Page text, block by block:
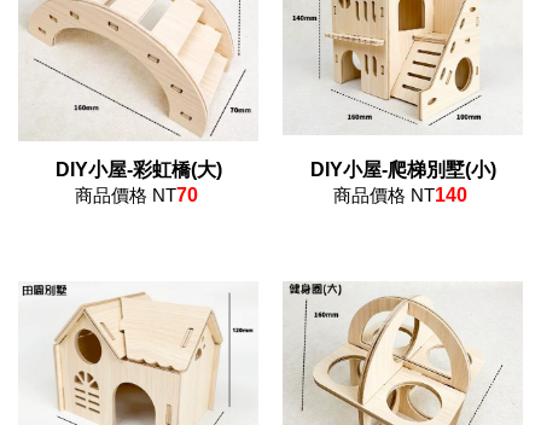
DIY小屋-彩虹橋(大)
商品價格 NT70
DIY小屋-爬梯別墅(小)
商品價格 NT140